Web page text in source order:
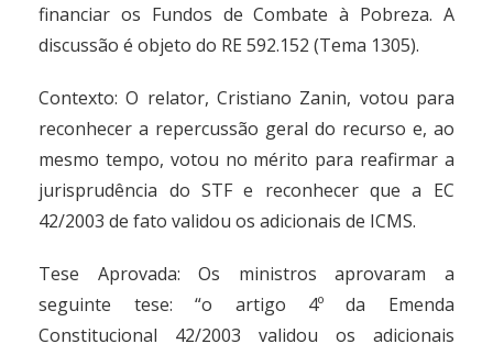
financiar os Fundos de Combate à Pobreza. A
discussão é objeto do RE 592.152 (Tema 1305).
Contexto: O relator, Cristiano Zanin, votou para
reconhecer a repercussão geral do recurso e, ao
mesmo tempo, votou no mérito para reafirmar a
jurisprudência do STF e reconhecer que a EC
42/2003 de fato validou os adicionais de ICMS.
Tese Aprovada: Os ministros aprovaram a
seguinte tese: “o artigo 4º da Emenda
Constitucional 42/2003 validou os adicionais